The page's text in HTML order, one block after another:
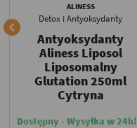

ALINESS
Detox i Antyoksydanty
Antyoksydanty
Aliness Liposol
Liposomalny
Glutation 250ml
Cytryna
Dostępny - Wysyłka w 24h!